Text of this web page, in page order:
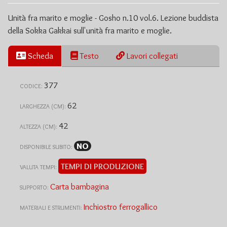
Unità fra marito e moglie - Gosho n.10 vol.6. Lezione buddista
della Sokka Gakkai sull'unità fra marito e moglie.
Scheda Testo Lavori collegati
CODICE: 377
LARGHEZZA (CM): 62
ALTEZZA (CM): 42
DISPONIBILE SUBITO: NO
VALUTA TEMPI: TEMPI DI PRODUZIONE
SUPPORTO: Carta bambagina
MATERIALI E STRUMENTI: Inchiostro ferrogallico